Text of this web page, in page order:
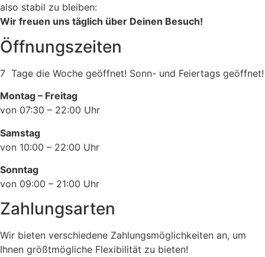
also stabil zu bleiben:
Wir freuen uns täglich über Deinen Besuch!
Öffnungszeiten
7 Tage die Woche geöffnet! Sonn- und Feiertags geöffnet!
Montag – Freitag
von 07:30 – 22:00 Uhr
Samstag
von 10:00 – 22:00 Uhr
Sonntag
von 09:00 – 21:00 Uhr
Zahlungsarten
Wir bieten verschiedene Zahlungsmöglichkeiten an, um
Ihnen größtmögliche Flexibilität zu bieten!